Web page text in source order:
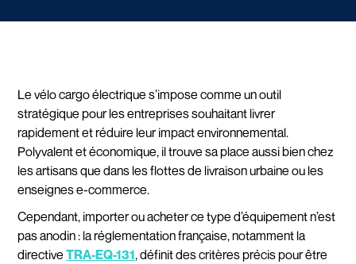
Le vélo cargo électrique s’impose comme un outil
stratégique pour les entreprises souhaitant livrer
rapidement et réduire leur impact environnemental.
Polyvalent et économique, il trouve sa place aussi bien chez
les artisans que dans les flottes de livraison urbaine ou les
enseignes e-commerce.
Cependant, importer ou acheter ce type d’équipement n’est
pas anodin : la réglementation française, notamment la
directive TRA-EQ-131, définit des critères précis pour être